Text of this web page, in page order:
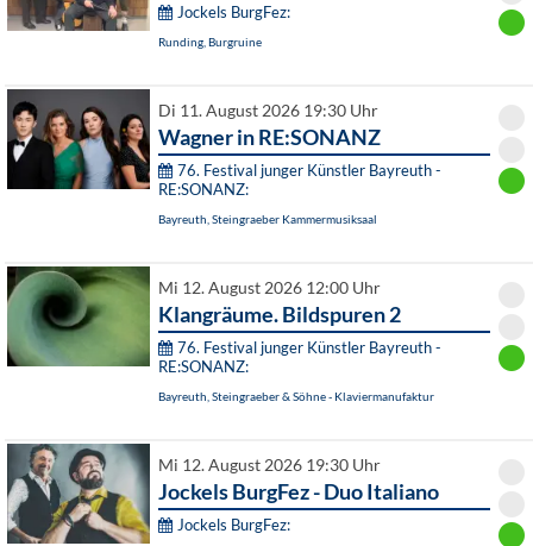
Jockels BurgFez:
Runding, Burgruine
Di 11. August 2026 19:30 Uhr
Wagner in RE:SONANZ
76. Festival junger Künstler Bayreuth -
RE:SONANZ:
Bayreuth, Steingraeber Kammermusiksaal
Mi 12. August 2026 12:00 Uhr
Klangräume. Bildspuren 2
76. Festival junger Künstler Bayreuth -
RE:SONANZ:
Bayreuth, Steingraeber & Söhne - Klaviermanufaktur
Mi 12. August 2026 19:30 Uhr
Jockels BurgFez - Duo Italiano
Jockels BurgFez: